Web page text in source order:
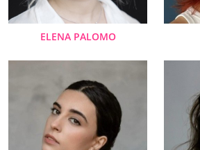
ELENA PALOMO